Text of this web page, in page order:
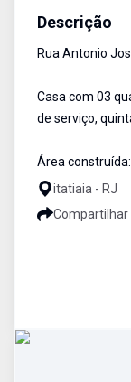
Descrição
Rua Antonio
Casa com 03
de serviço,
Área
itatiaia - RJ
Compartilhar